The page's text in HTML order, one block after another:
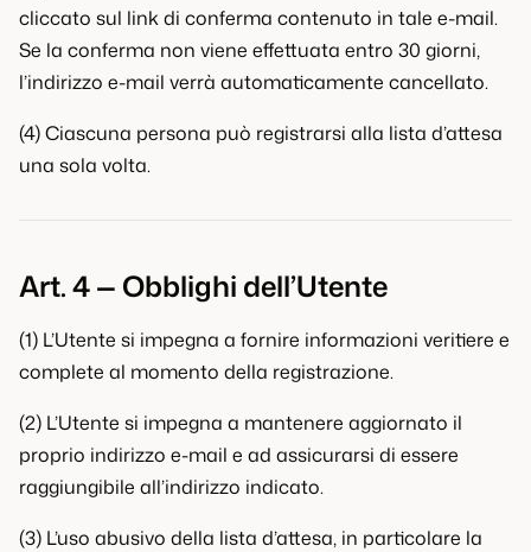
cliccato sul link di conferma contenuto in tale e-mail.
Se la conferma non viene effettuata entro 30 giorni,
l’indirizzo e-mail verrà automaticamente cancellato.
(4) Ciascuna persona può registrarsi alla lista d’attesa
una sola volta.
Art. 4 — Obblighi dell’Utente
(1) L’Utente si impegna a fornire informazioni veritiere e
complete al momento della registrazione.
(2) L’Utente si impegna a mantenere aggiornato il
proprio indirizzo e-mail e ad assicurarsi di essere
raggiungibile all’indirizzo indicato.
(3) L’uso abusivo della lista d’attesa, in particolare la